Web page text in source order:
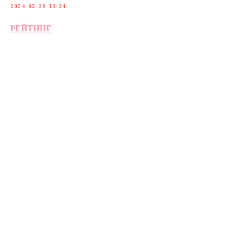
2024-03-29 13:24
РЕЙТИНГ